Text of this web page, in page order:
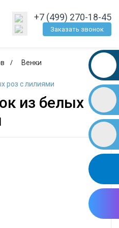
+7 (499) 270-18-45
Заказать звонок
Венки
роз с лилиями
из белых